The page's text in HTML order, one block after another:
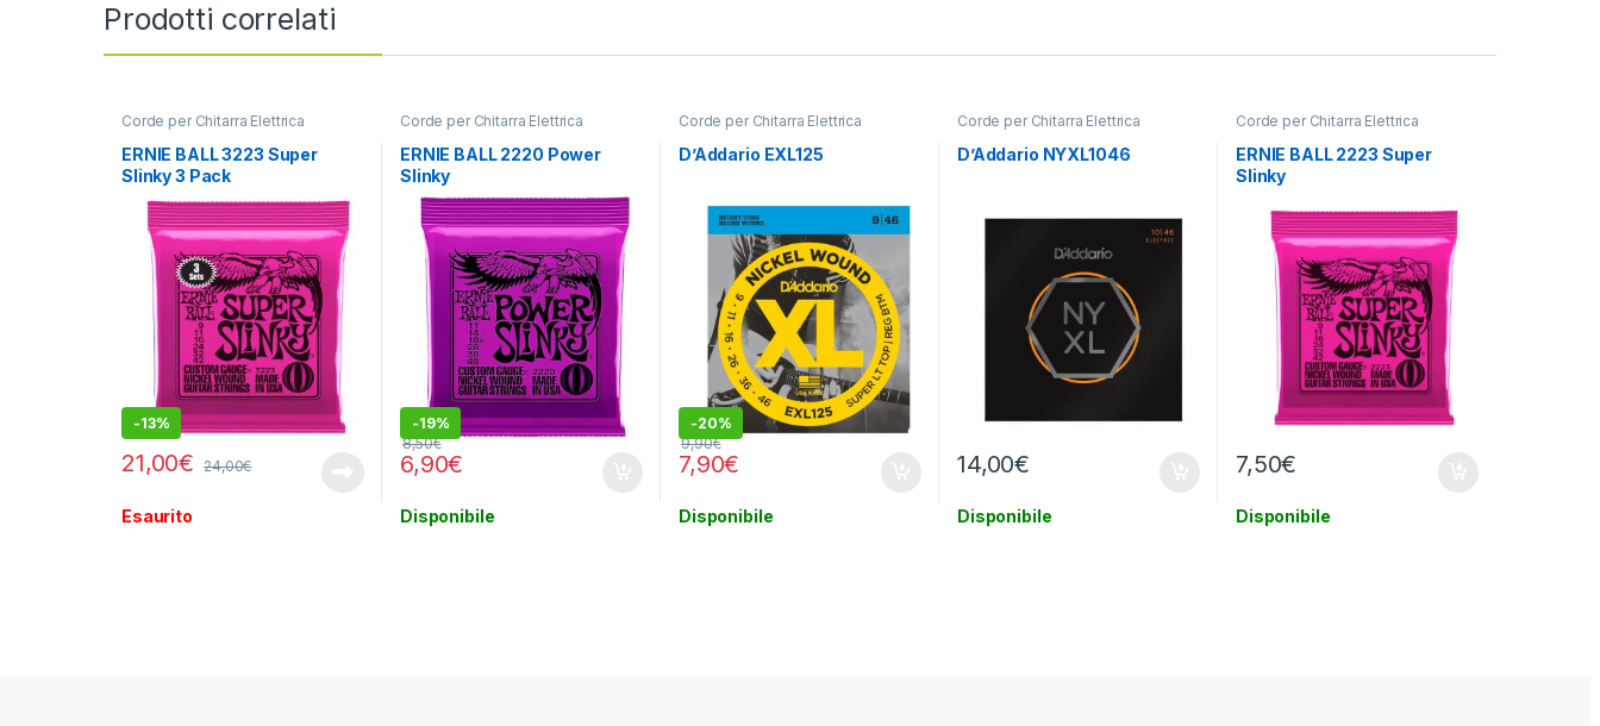
Prodotti correlati
Corde per Chitarra Elettrica
ERNIE BALL 3223 Super
Slinky 3 Pack
-13%
21,00€ 24,00€
Esaurito
Corde per Chitarra Elettrica
ERNIE BALL 2220 Power
Slinky
-19%
6,90€
8,50€
Disponibile
Corde per Chitarra Elettrica
D’Addario EXL125
-20%
7,90€
9,90€
Disponibile
Corde per Chitarra Elettrica
D’Addario NYXL1046
14,00€
Disponibile
Corde per Chitarra Elettrica
ERNIE BALL 2223 Super
Slinky
7,50€
Disponibile